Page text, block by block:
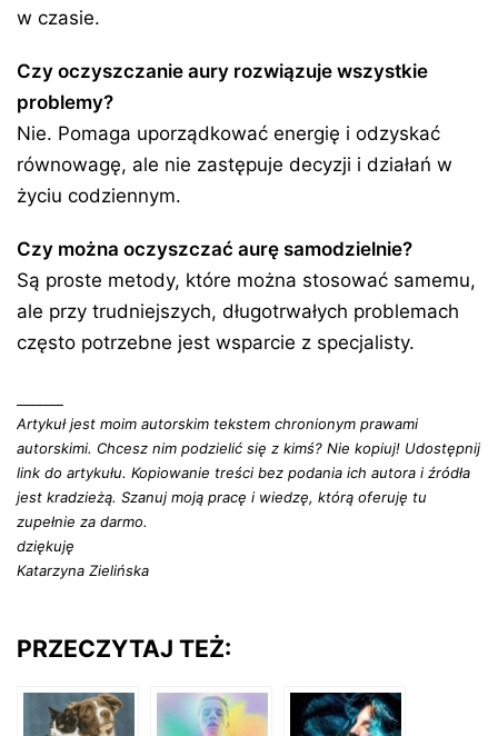
w czasie.
Czy oczyszczanie aury rozwiązuje wszystkie
problemy?
Nie. Pomaga uporządkować energię i odzyskać
równowagę, ale nie zastępuje decyzji i działań w
życiu codziennym.
Czy można oczyszczać aurę samodzielnie?
Są proste metody, które można stosować samemu,
ale przy trudniejszych, długotrwałych problemach
często potrzebne jest wsparcie z specjalisty.
Artykuł jest moim autorskim tekstem chronionym prawami
autorskimi. Chcesz nim podzielić się z kimś? Nie kopiuj! Udostępnij
link do artykułu. Kopiowanie treści bez podania ich autora i źródła
jest kradzieżą. Szanuj moją pracę i wiedzę, którą oferuję tu
zupełnie za darmo.
dziękuję
Katarzyna Zielińska
PRZECZYTAJ TEŻ: